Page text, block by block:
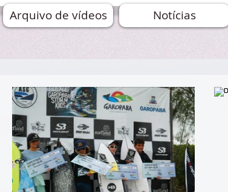
Arquivo de vídeos Notícias